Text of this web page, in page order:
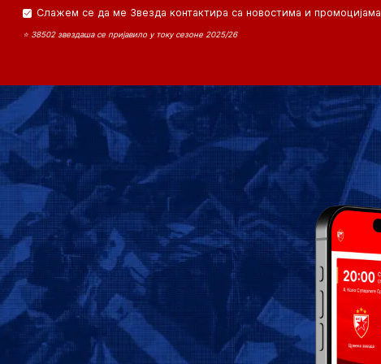
Слажем се да ме Звезда контактира са новостима и промоцијама
⭐ 38502 звездаша се пријавило у току сезоне 2025/26